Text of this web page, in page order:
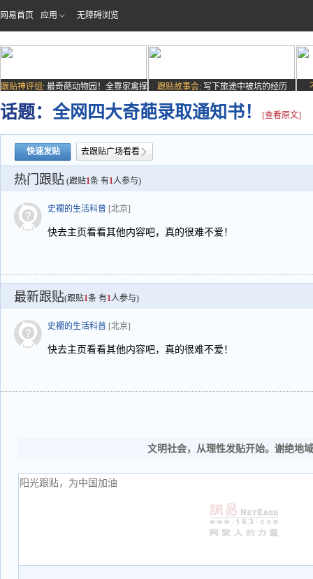
网易首页 应用 无障碍浏览
跟贴神评组: 最奇葩动物园！全靠家禽撑
场子
跟贴故事会: 写下旅途中被坑的经历
话题： 全网四大奇葩录取通知书！ [查看原文]
快速发贴 去跟贴广场看看
热门跟贴 (跟贴1条 有1人参与)
史襉的生活科普 [北京]
快去主页看看其他内容吧，真的很难不爱！
最新跟贴(跟贴1条 有1人参与)
史襉的生活科普 [北京]
快去主页看看其他内容吧，真的很难不爱！
文明社会，从理性发贴开始。谢绝地